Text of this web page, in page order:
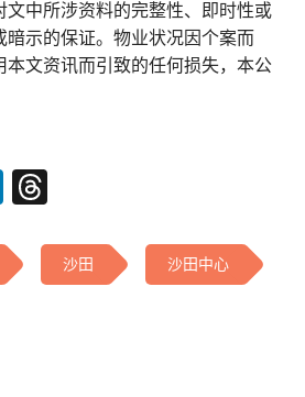
文中所涉资料的完整性、即时性或
暗示的保证。物业状况因个案而
本文资讯而引致的任何损失，本公
LinkedIn
沙田 沙田中心